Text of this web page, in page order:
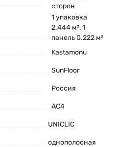
сторон
1 упаковка
2.444 м², 1
панель 0.222 м²
Kastamonu
SunFloor
Россия
AC4
UNICLIC
однополосная